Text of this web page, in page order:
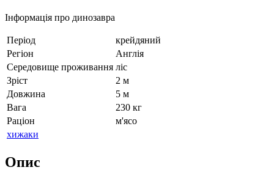
Інформація про динозавра
Період
крейдяний
Регіон
Англія
Середовище проживання ліс
Зріст
2 м
Довжина
5 м
Вага
230 кг
Раціон
м'ясо
хижаки
Опис